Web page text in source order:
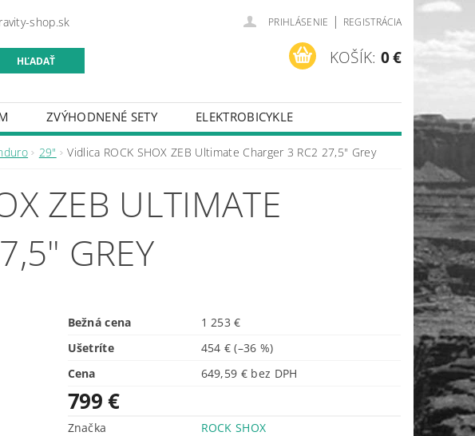
shop.sk PRIHLÁSENIE | REGISTRÁCIA
KOŠÍK: 0 €
ZVÝHODNENÉ SETY
ELEKTROBICYKLE
29" Vidlica ROCK SHOX ZEB Ultimate Charger 3 RC2 27,5" Grey
ZEB ULTIMATE
GREY
Bežná cena
1 253 €
Ušetríte
454 €(–36 %)
Cena
649,59 € bez DPH
799 €
Značka
ROCK SHOX